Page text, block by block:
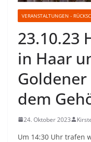
VERANSTALTUNGEN -
23.10.23
in Haar
dem
24. Oktober 2023
Um 14:30 Uhr trafen